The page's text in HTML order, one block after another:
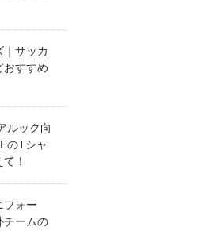
｜サッカ
おすすめ
ルック向
のTシャ
！
フォー
チームの